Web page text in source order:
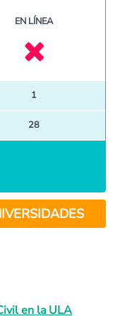
EN LÍNEA
1
28
en la ULA